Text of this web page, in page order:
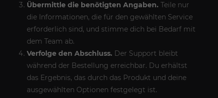
Übermittle die benötigten Angaben. Teile nur
die Informationen, die für den gewählten Service
erforderlich sind, und stimme dich bei Bedarf mit
dem Team ab.
Verfolge den Abschluss. Der Support bleibt
während der Bestellung erreichbar. Du erhältst
das Ergebnis, das durch das Produkt und deine
ausgewählten Optionen festgelegt ist.